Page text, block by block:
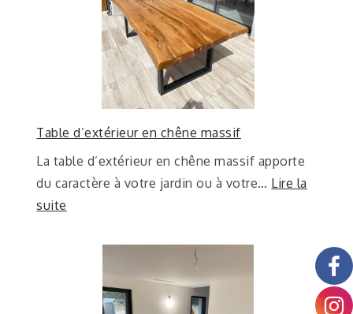
Table d’extérieur en chêne massif
La table d’extérieur en chêne massif apporte
du caractère à votre jardin ou à votre… Lire la
suite